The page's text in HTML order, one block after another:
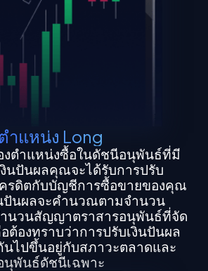
ำแหน่ง Long
ตำแหน่งซื้อในดัชนีอนุพันธ์ที่มี
นปันผลคุณจะได้รับการปรับ
ครดิตกับบัญชีการซื้อขายของคุณ
ปันผลจะคำนวณตามจำนวน
ำนวนสัญญาตราสารอนุพันธ์ที่จัด
ต้องทราบว่าการปรับเงินปันผล
นไปขึ้นอยู่กับสภาวะตลาดและ
นุพันธ์ดัชนีเฉพาะ